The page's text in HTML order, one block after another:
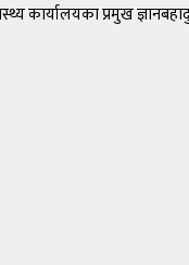
कार्यालयका प्रमुख